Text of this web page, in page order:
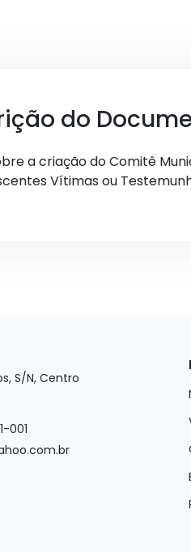
do
a criação do Comitê
Vítimas ou
S/N, Centro
001